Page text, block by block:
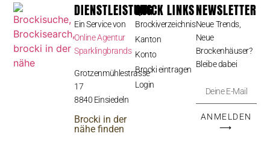
DIENSTLEISTUNG
Ein Service von
Online Agentur
Sparklingbrands
Grotzenmühlestrasse
17
8840 Einsiedeln
Brocki in der
nähe finden
QUICK LINKS
Brockiverzeichnis
Kanton
Konto
Brocki eintragen
Login
NEWSLETTER
Neue Trends,
Neue
Brockenhäuser?
Bleibe dabei
ANMELDEN
⟶